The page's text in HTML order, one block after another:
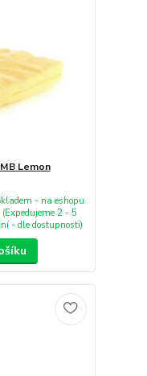
Lemon
- na eshopu
(Expedujeme 2 - 5
- dle dostupnosti)